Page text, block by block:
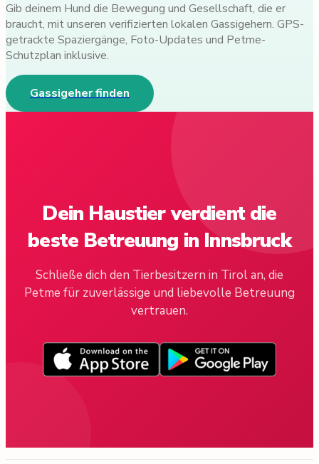
Gib deinem Hund die Bewegung und Gesellschaft, die er
braucht, mit unseren verifizierten lokalen Gassigehern. GPS-
getrackte Spaziergänge, Foto-Updates und Petme-
Schutzplan inklusive.
Gassigeher finden
Dein Haustier verdient die
beste Betreuung in Innsbruck
Schließe dich den Tierbesitzern in Tirol an, die
Petme für zuverlässige und liebevolle Betreuung
vertrauen.